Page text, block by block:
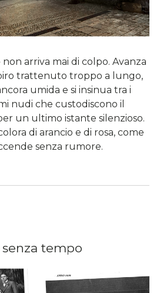
non arriva mai di colpo. Avanza
trattenuto troppo a lungo,
umida e si insinua tra i
nudi che custodiscono il
un ultimo istante silenzioso.
di arancio e di rosa, come
senza rumore.
tempo